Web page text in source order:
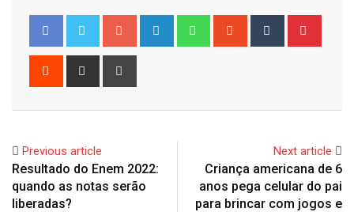
Google+ LinkedIn WhatsappStumbleUpon
Tumblr
Reddit
Share
Previous article
Resultado do Enem 2022:
quando as notas serão
liberadas?
Next article
Criança americana de 6
anos pega celular do pai
para brincar com jogos e